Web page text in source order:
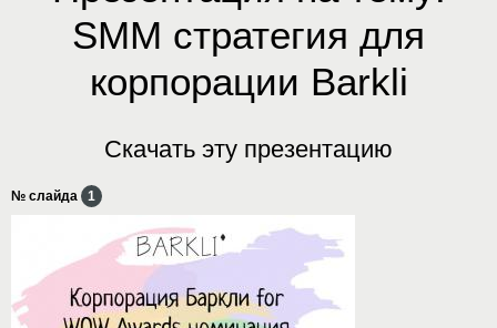
SMM стратегия для
корпорации Barkli
Скачать эту презентацию
№ слайда 1